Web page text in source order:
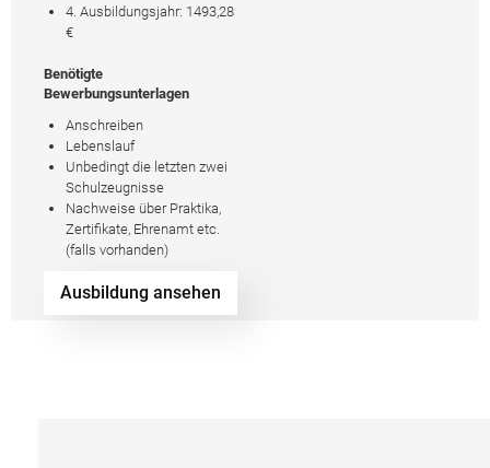
4. Ausbildungsjahr: 1493,28
€
Benötigte
Bewerbungsunterlagen
Anschreiben
Lebenslauf
Unbedingt die letzten zwei
Schulzeugnisse
Nachweise über Praktika,
Zertifikate, Ehrenamt etc.
(falls vorhanden)
Ausbildung ansehen